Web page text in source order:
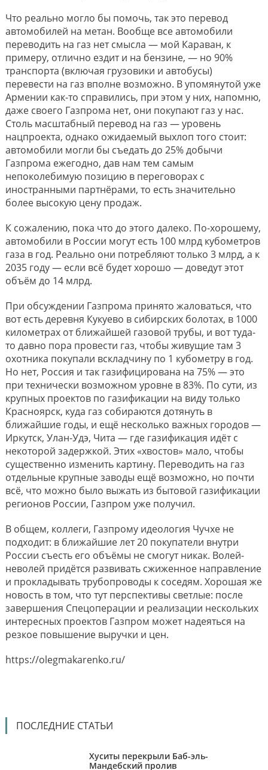
Что реально могло бы помочь, так это перевод
автомобилей на метан. Вообще все автомобили
переводить на газ нет смысла — мой Караван, к
примеру, отлично ездит и на бензине, — но 90%
транспорта (включая грузовики и автобусы)
перевести на газ вполне возможно. В упомянутой уже
Армении как-то справились, при этом у них, напомню,
даже своего Газпрома нет, они покупают газ у нас.
Столь масштабный перевод на газ — уровень
нацпроекта, однако ожидаемый выхлоп того стоит:
автомобили могли бы съедать до 25% добычи
Газпрома ежегодно, дав нам тем самым
непоколебимую позицию в переговорах с
иностранными партнёрами, то есть значительно
более высокую цену продаж.
К сожалению, пока что до этого далеко. По-хорошему,
автомобили в России могут есть 100 млрд кубометров
газа в год. Реально они потребляют только 3 млрд, а к
2035 году — если всё будет хорошо — доведут этот
объём до 14 млрд.
При обсуждении Газпрома принято жаловаться, что
вот есть деревня Кукуево в сибирских болотах, в 1000
километрах от ближайшей газовой трубы, и вот туда-
то давно пора провести газ, чтобы живущие там 3
охотника покупали вскладчину по 1 кубометру в год.
Но нет, Россия и так газифицирована на 75% — это
при технически возможном уровне в 83%. По сути, из
крупных проектов по газификации на виду только
Красноярск, куда газ собираются дотянуть в
ближайшие годы, и ещё несколько важных городов —
Иркутск, Улан-Удэ, Чита — где газификация идёт с
некоторой задержкой. Этих «хвостов» мало, чтобы
существенно изменить картину. Переводить на газ
отдельные крупные заводы ещё возможно, но почти
всё, что можно было выжать из бытовой газификации
регионов России, Газпром уже получил.
В общем, коллеги, Газпрому идеология Чучхе не
подходит: в ближайшие лет 20 покупатели внутри
России съесть его объёмы не смогут никак. Волей-
неволей придётся развивать сжиженное направление
и прокладывать трубопроводы к соседям. Хорошая же
новость в том, что тут перспективы светлые: после
завершения Спецоперации и реализации нескольких
интересных проектов Газпром может надеяться на
резкое повышение выручки и цен.
https://olegmakarenko.ru/
ПОСЛЕДНИЕ СТАТЬИ
Хуситы перекрыли Баб-эль-
Мандебский пролив